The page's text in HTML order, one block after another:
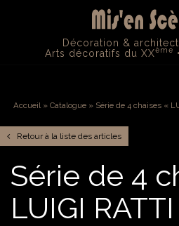
Décoration &
Arts décoratifs du XXème
Accueil» Catalogue » Série de 4 chaises «
Retour à la liste des articles
Série de 4
LUIGI